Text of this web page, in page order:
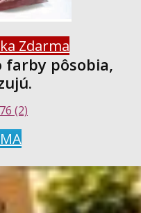
Zdarma
farby pôsobia,